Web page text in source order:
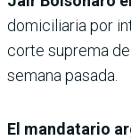
domiciliaria por
corte suprema
semana pasada.
El mandatario